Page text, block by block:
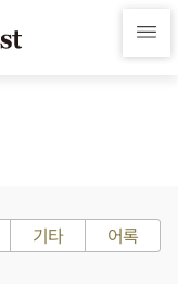
기타 어록